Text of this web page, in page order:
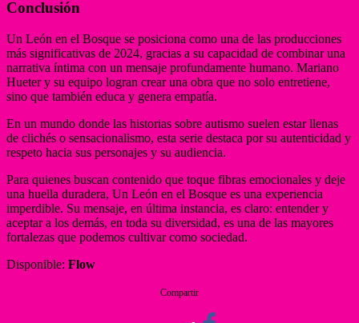
Conclusión
Un León en el Bosque se posiciona como una de las producciones
más significativas de 2024, gracias a su capacidad de combinar una
narrativa íntima con un mensaje profundamente humano. Mariano
Hueter y su equipo logran crear una obra que no solo entretiene,
sino que también educa y genera empatía.
En un mundo donde las historias sobre autismo suelen estar llenas
de clichés o sensacionalismo, esta serie destaca por su autenticidad y
respeto hacia sus personajes y su audiencia.
Para quienes buscan contenido que toque fibras emocionales y deje
una huella duradera, Un León en el Bosque es una experiencia
imperdible. Su mensaje, en última instancia, es claro: entender y
aceptar a los demás, en toda su diversidad, es una de las mayores
fortalezas que podemos cultivar como sociedad.
Disponible: Flow
Compartir